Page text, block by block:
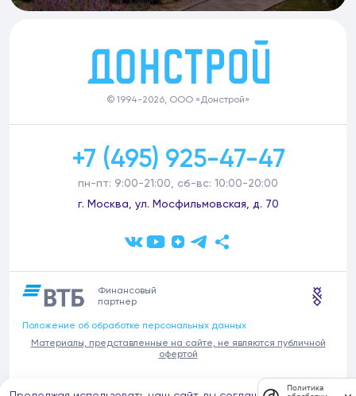
© 1994-2026, ООО «Донстрой»
+7 (495) 925-47-47
пн-пт: 9:00-21:00, сб-вс: 10:00-20:00
г. Москва, ул. Мосфильмовская, д. 70
Финансовый
партнер
Положение об обработке персональных данных
Материалы, представленные на сайте, не являются публичной
офертой
В связи с участившимися случаями предложений частных услуг от
Политика